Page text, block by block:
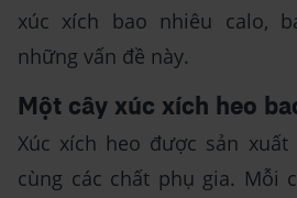
xúc xích bao nhiêu calo,
những vấn đề này.
Một cây xúc xích heo
Xúc xích heo được sản
cùng các chất phụ gia. Mỗi